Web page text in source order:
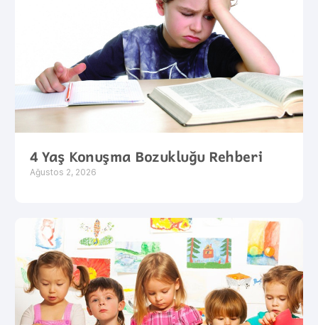
4 Yaş Konuşma Bozukluğu Rehberi
Ağustos 2, 2026